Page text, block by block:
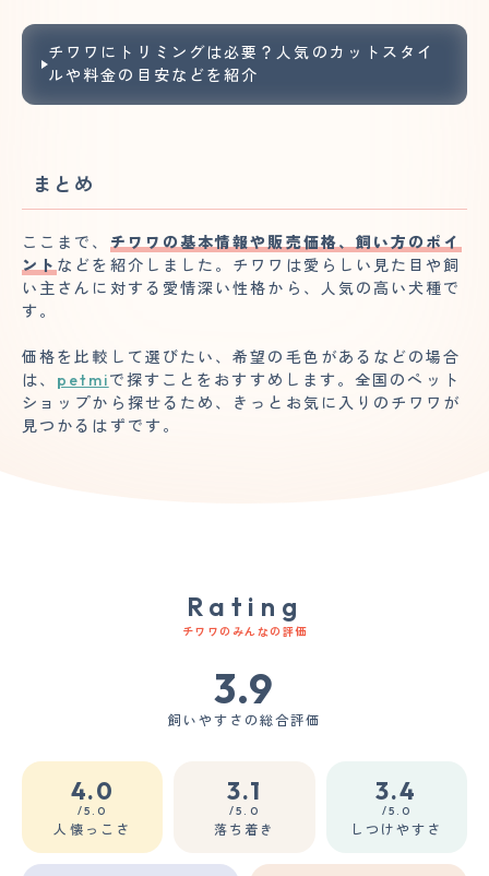
チワワにトリミングは必要？人気のカットスタイ
ルや料金の目安などを紹介
まとめ
ここまで、 チワワの基本情報や販売価格、飼い方のポイ
ント などを紹介しました。チワワは愛らしい見た目や飼
い主さんに対する愛情深い性格から、人気の高い犬種で
す。
価格を比較して選びたい、希望の毛色があるなどの場合
は、 petmiで探すことをおすすめします。全国のペット
ショップから探せるため、きっとお気に入りのチワワが
見つかるはずです。
Rating
チワワのみんなの評価
3.9
飼いやすさの総合評価
4.0
/5.0
人懐っこさ
3.1
/5.0
落ち着き
3.4
/5.0
しつけやすさ